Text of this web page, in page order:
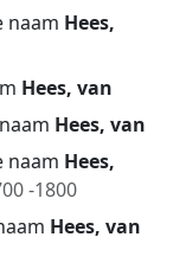
naam Hees,
Hees, van
Hees, van
naam Hees,
-1800
Hees, van